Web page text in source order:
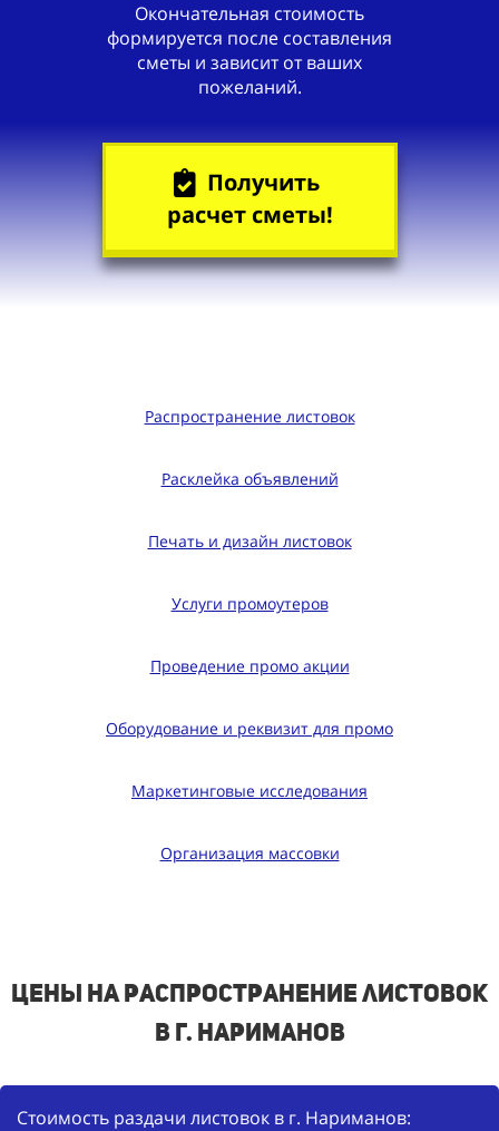
Окончательная стоимость
формируется после составления
сметы и зависит от ваших
пожеланий.
Получить
расчет сметы!
Распространение листовок
Расклейка объявлений
Печать и дизайн листовок
Услуги промоутеров
Проведение промо акции
Оборудование и реквизит для промо
Маркетинговые исследования
Организация массовки
Цены на распространение листовок
в г. Нариманов
Стоимость раздачи листовок в г. Нариманов: